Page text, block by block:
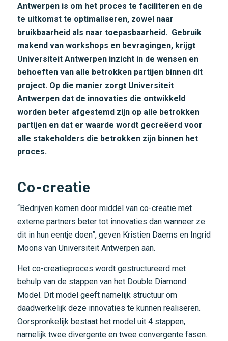
Antwerpen is om het proces te faciliteren en de
te uitkomst te optimaliseren, zowel naar
bruikbaarheid als naar toepasbaarheid. Gebruik
makend van workshops en bevragingen, krijgt
Universiteit Antwerpen inzicht in de wensen en
behoeften van alle betrokken partijen binnen dit
project. Op die manier zorgt Universiteit
Antwerpen dat de innovaties die ontwikkeld
worden beter afgestemd zijn op alle betrokken
partijen en dat er waarde wordt gecreëerd voor
alle stakeholders die betrokken zijn binnen het
proces.
Co-creatie
“Bedrijven komen door middel van co-creatie met
externe partners beter tot innovaties dan wanneer ze
dit in hun eentje doen”, geven Kristien Daems en Ingrid
Moons van Universiteit Antwerpen aan.
Het co-creatieproces wordt gestructureerd met
behulp van de stappen van het Double Diamond
Model. Dit model geeft namelijk structuur om
daadwerkelijk deze innovaties te kunnen realiseren.
Oorspronkelijk bestaat het model uit 4 stappen,
namelijk twee divergente en twee convergente fasen.